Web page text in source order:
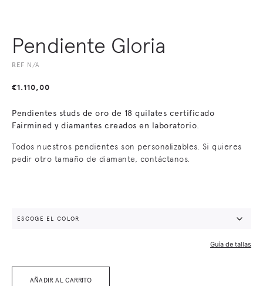
Pendiente Gloria
REF N/A
€1.110,00
Pendientes studs de oro de 18 quilates certificado
Fairmined y diamantes creados en laboratorio.
Todos nuestros pendientes son personalizables. Si quieres
pedir otro tamaño de diamante, contáctanos.
Guía de tallas
AÑADIR AL CARRITO